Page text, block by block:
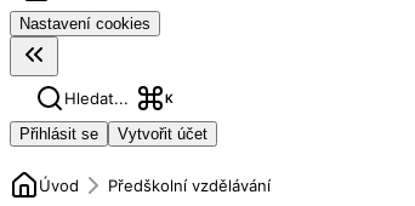
Nastavení cookies
Hledat... K
Přihlásit se Vytvořit účet
Úvod Předškolní vzdělávání